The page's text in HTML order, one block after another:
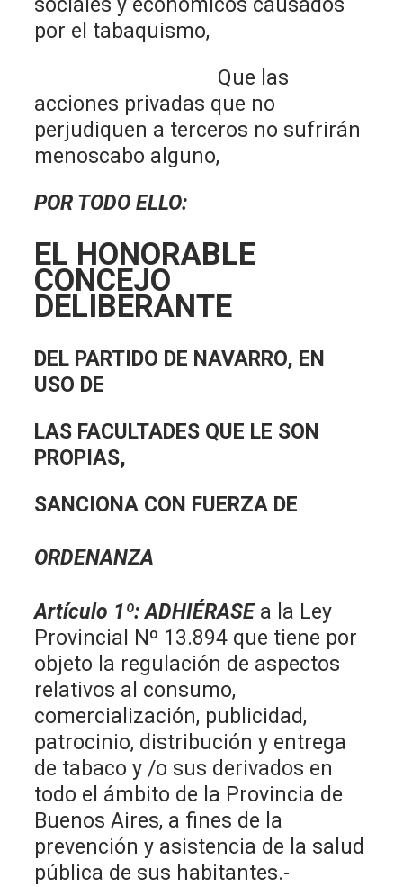
por el tabaquismo,
Que las
acciones privadas que no
perjudiquen a terceros no sufrirán
menoscabo alguno,
POR TODO ELLO:
EL HONORABLE
CONCEJO
DELIBERANTE
DEL PARTIDO DE NAVARRO, EN
USO DE
LAS FACULTADES QUE LE SON
PROPIAS,
SANCIONA CON FUERZA DE
ORDENANZA
Artículo 1º: ADHIÉRASEa la Ley
Provincial Nº 13.894 que tiene por
objeto la regulación de aspectos
relativos al consumo,
comercialización, publicidad,
patrocinio, distribución y entrega
de tabaco y /o sus derivados en
todo el ámbito de la Provincia de
Buenos Aires, a fines de la
prevención y asistencia de la salud
pública de sus habitantes.-